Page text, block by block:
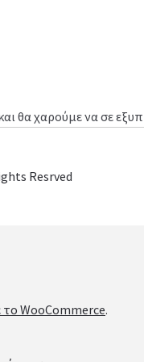
θα χαρούμε να σε
Resrved
WooCommerce.